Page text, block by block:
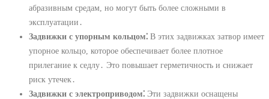
абразивным средам, но могут быть более сложными в
эксплуатации․
Задвижки с упорным кольцом⁚ В этих задвижках затвор имеет
упорное кольцо, которое обеспечивает более плотное
прилегание к седлу․ Это повышает герметичность и снижает
риск утечек․
Задвижки с электроприводом⁚ Эти задвижки оснащены